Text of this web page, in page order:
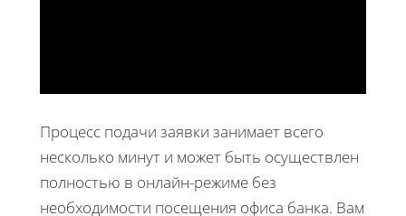
Процесс подачи заявки занимает всего
несколько минут и может быть осуществлен
полностью в онлайн-режиме без
необходимости посещения офиса банка. Вам